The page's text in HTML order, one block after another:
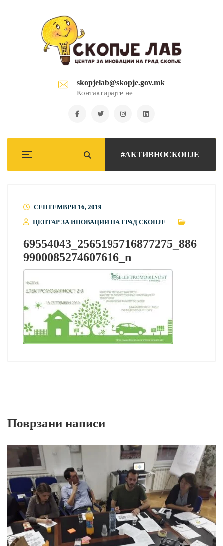
skopjelab@skopje.gov.mk
Контактирајте не
#АКТИВНОСКОПЈЕ
СЕПТЕМВРИ 16, 2019
ЦЕНТАР ЗА ИНОВАЦИИ НА ГРАД СКОПЈЕ
69554043_2565195716877275_886
9900085274607616_n
Поврзани написи